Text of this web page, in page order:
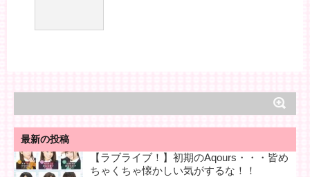
最新の投稿
【ラブライブ！】初期のAqours・・・皆め
ちゃくちゃ懐かしい気がするな！！